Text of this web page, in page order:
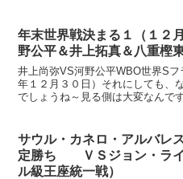
年末世界戦決まる１（１
野公平＆井上拓真＆八重樫
井上尚弥VS河野公平WBO世界S
年１２月３０日）それにしても、
でしょうね～見る側は大変なんで
サウル・カネロ・アルバレ
定勝ち ＶＳジョン・ライ
ル級王座統一戦）